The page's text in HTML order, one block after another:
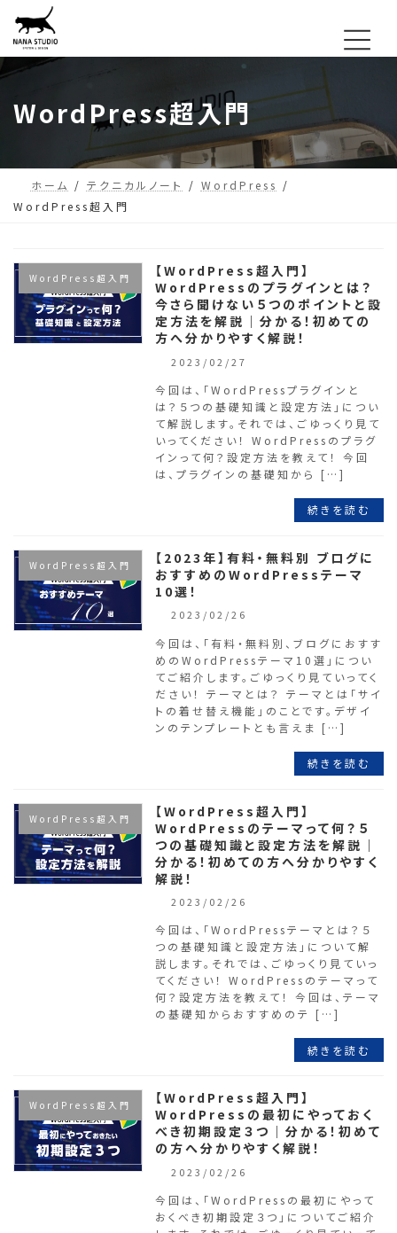
テ
ス
ビ
ゲ
ン
WordPress超入門
ホーム テクニカルノート
WordPress
WordPress超入門
WordPress超入門
【WordPress超入門】
WordPressのプラグインとは？
今さら聞けない５つのポイントと設
定方法を解説｜分かる！初めての
方へ分かりやすく解説！
2023/02/27
今回は、「WordPressプラグインと
は？５つの基礎知識と設定方法」につい
て解説します。それでは、ごゆっくり見て
いってください！ WordPressのプラグ
インって何？設定方法を教えて！ 今回
は、プラグインの基礎知から […]
続きを読む
WordPress超入門
【2023年】有料・無料別 ブログに
おすすめのWordPressテーマ
10選！
2023/02/26
今回は、「有料・無料別、ブログにおすす
めのWordPressテーマ10選」につい
てご紹介します。ごゆっくり見ていってく
ださい！ テーマとは？ テーマとは「サイ
トの着せ替え機能」のことです。デザイ
ンのテンプレートとも言えま […]
続きを読む
WordPress超入門
【WordPress超入門】
WordPressのテーマって何？５
つの基礎知識と設定方法を解説｜
分かる！初めての方へ分かりやすく
解説！
2023/02/26
今回は、「WordPressテーマとは？５
つの基礎知識と設定方法」について解
説します。それでは、ごゆっくり見ていっ
てください！ WordPressのテーマって
何？設定方法を教えて！ 今回は、テーマ
の基礎知からおすすめのテ […]
続きを読む
WordPress超入門
【WordPress超入門】
WordPressの最初にやっておく
べき初期設定３つ｜分かる！初めて
の方へ分かりやすく解説！
2023/02/26
今回は、「WordPressの最初にやって
おくべき初期設定３つ」についてご紹介